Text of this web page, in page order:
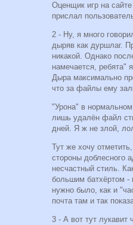
Оценщик игр на
прислал
2 - Ну, я много
дыряв как дуршлаг.
никакой. Однако
намечается, ребята"
Дыра максимально
что за файлы ему
"Урона" в
лишь удалён файл
дней. Я ж не злой,
Тут же хочу
стороны доблесного
несчастный стиль.
большим батхёртом -
нужно было, как и
почта там и так
3 - А вот тут лукавит